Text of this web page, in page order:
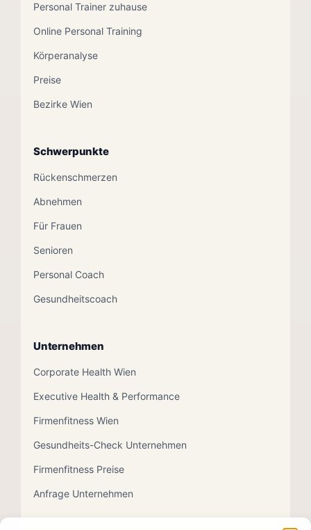
Personal Trainer zuhause
Online Personal Training
Körperanalyse
Preise
Bezirke Wien
Schwerpunkte
Rückenschmerzen
Abnehmen
Für Frauen
Senioren
Personal Coach
Gesundheitscoach
Unternehmen
Corporate Health Wien
Executive Health & Performance
Firmenfitness Wien
Gesundheits-Check Unternehmen
Firmenfitness Preise
Anfrage Unternehmen